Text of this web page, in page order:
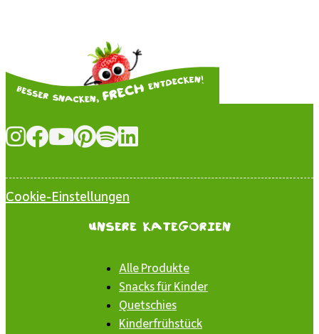
Cookie-Einstellungen
Unsere Kategorien
Alle Produkte
Snacks für Kinder
Quetschies
Kinderfrühstück